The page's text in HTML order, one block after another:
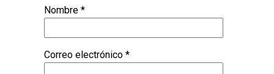
Nombre *
Correo electrónico *